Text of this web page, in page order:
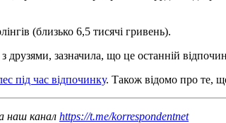
(близько 6,5 тисячі гривень).
зазначила, що це останній
під час відпочинку. Також відомо про те,
наш канал https://t.me/korrespondentnet